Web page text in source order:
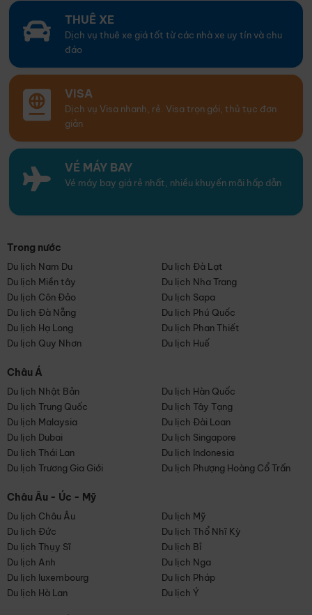
THUÊ XE
Dịch vụ thuê xe giá tốt từ các nhà xe uy tín và chu
đáo
VISA
Dịch vụ Visa nhanh, rẻ. Visa trọn gói, thủ tục đơn
giản
VÉ MÁY BAY
Vé máy bay giá rẻ nhất, nhiều khuyến mãi hấp dẫn
Trong nước
Du lịch Nam Du
Du lịch Đà Lạt
Du lịch Miền tây
Du lịch Nha Trang
Du lịch Côn Đảo
Du lịch Sapa
Du lịch Đà Nẵng
Du lịch Phú Quốc
Du lịch Hạ Long
Du lịch Phan Thiết
Du lịch Quy Nhơn
Du lịch Huế
Châu Á
Du lịch Nhật Bản
Du lịch Hàn Quốc
Du lịch Trung Quốc
Du lịch Tây Tạng
Du lịch Malaysia
Du lịch Đài Loan
Du lịch Dubai
Du lịch Singapore
Du lịch Thái Lan
Du lịch Indonesia
Du lịch Trương Gia Giới
Du lịch Phượng Hoàng Cổ Trấn
Châu Âu - Úc - Mỹ
Du lịch Châu Âu
Du lịch Mỹ
Du lịch Đức
Du lịch Thổ Nhĩ Kỳ
Du lịch Thụy Sĩ
Du lịch Bỉ
Du lịch Anh
Du lịch Nga
Du lịch luxembourg
Du lịch Pháp
Du lịch Hà Lan
Du lịch Ý